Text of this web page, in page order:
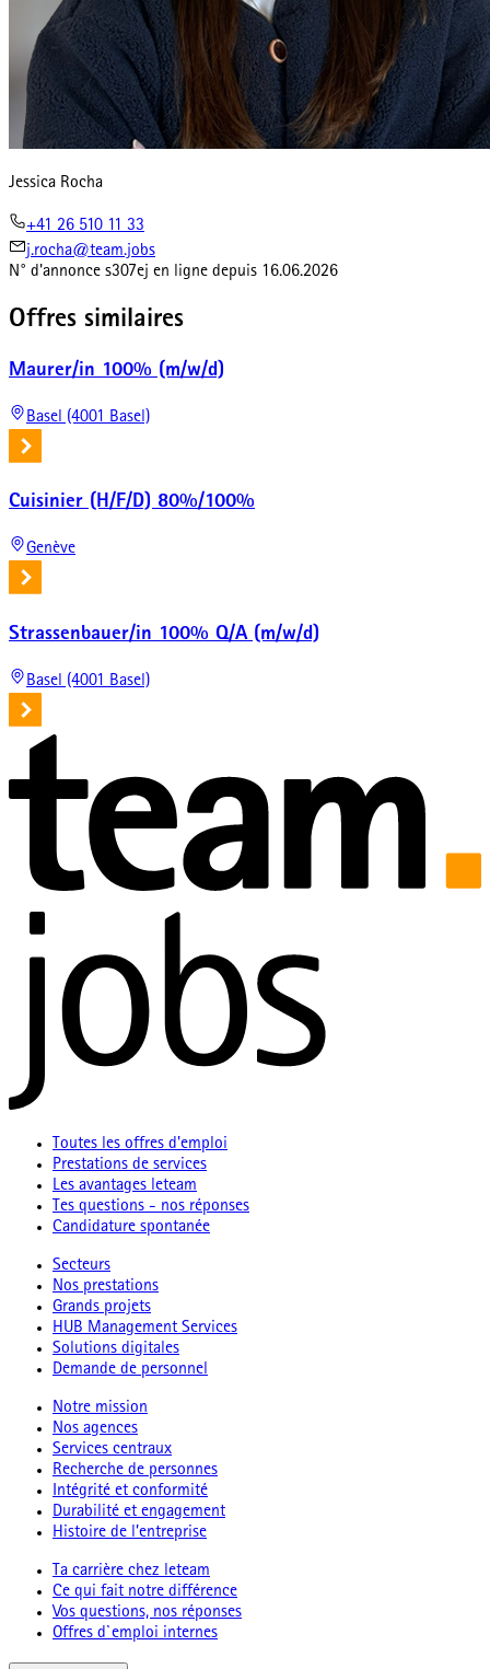
Jessica Rocha
+41 26 510 11 33
j.rocha@team.jobs
N° d'annonce s307ej en ligne depuis 16.06.2026
Offres similaires
Maurer/in 100% (m/w/d)
Basel (4001 Basel)
Cuisinier (H/F/D) 80%/100%
Genève
Strassenbauer/in 100% Q/A (m/w/d)
Basel (4001 Basel)
Toutes les offres d'emploi
Prestations de services
Les avantages leteam
Tes questions - nos réponses
Candidature spontanée
Secteurs
Nos prestations
Grands projets
HUB Management Services
Solutions digitales
Demande de personnel
Notre mission
Nos agences
Services centraux
Recherche de personnes
Intégrité et conformité
Durabilité et engagement
Histoire de l’entreprise
Ta carrière chez leteam
Ce qui fait notre différence
Vos questions, nos réponses
Offres d`emploi internes